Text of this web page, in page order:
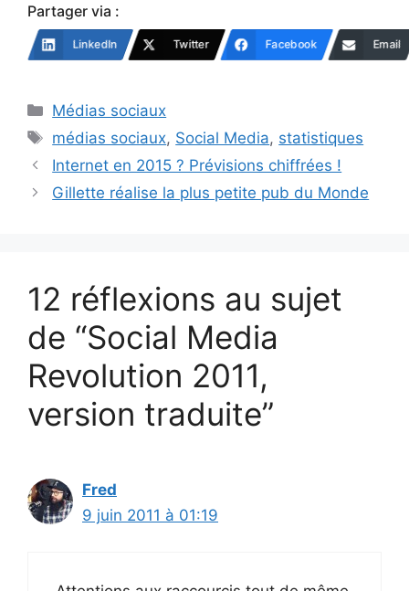
Partager via :
LinkedIn Twitter Facebook Email
Catégories
Médias sociaux
Étiquettes
médias sociaux, Social Media, statistiques
Internet en 2015 ? Prévisions chiffrées !
Gillette réalise la plus petite pub du Monde
12 réflexions au sujet
de “Social Media
Revolution 2011,
version traduite”
Fred
9 juin 2011 à 01:19